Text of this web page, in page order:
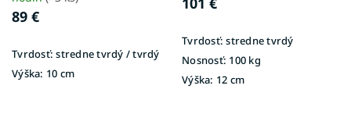
v
89 €
Tvrdosť: stredne tvrdý / tvrdý
Výška: 10 cm
Tvrdosť: stredne tvrdý
Nosnosť: 100 kg
Výška: 12 cm